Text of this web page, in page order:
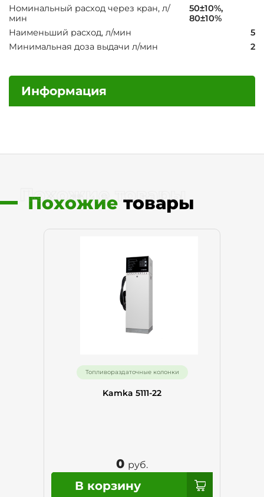
Номинальный расход через кран, л/
мин
50±10%,
80±10%
Наименьший расход, л/мин
5
Минимальная доза выдачи л/мин
2
Информация
Похожие товары
Похожие товары
Топливораздаточные колонки
Kamka 5111-22
0 руб.